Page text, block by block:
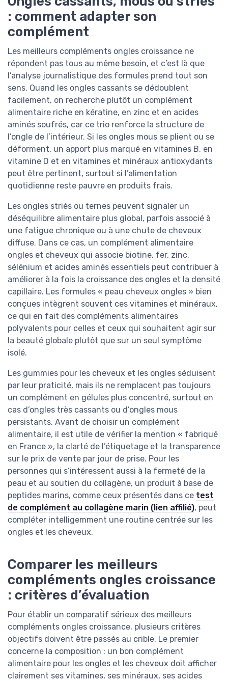
: comment adapter son
complément
Les meilleurs compléments ongles croissance ne
répondent pas tous au même besoin, et c’est là que
l’analyse journalistique des formules prend tout son
sens. Quand les ongles cassants se dédoublent
facilement, on recherche plutôt un complément
alimentaire riche en kératine, en zinc et en acides
aminés soufrés, car ce trio renforce la structure de
l’ongle de l’intérieur. Si les ongles mous se plient ou se
déforment, un apport plus marqué en vitamines B, en
vitamine D et en vitamines et minéraux antioxydants
peut être pertinent, surtout si l’alimentation
quotidienne reste pauvre en produits frais.
Les ongles striés ou ternes peuvent signaler un
déséquilibre alimentaire plus global, parfois associé à
une fatigue chronique ou à une chute de cheveux
diffuse. Dans ce cas, un complément alimentaire
ongles et cheveux qui associe biotine, fer, zinc,
sélénium et acides aminés essentiels peut contribuer à
améliorer à la fois la croissance des ongles et la densité
capillaire. Les formules « peau cheveux ongles » bien
conçues intègrent souvent ces vitamines et minéraux,
ce qui en fait des compléments alimentaires
polyvalents pour celles et ceux qui souhaitent agir sur
la beauté globale plutôt que sur un seul symptôme
isolé.
Les gummies pour les cheveux et les ongles séduisent
par leur praticité, mais ils ne remplacent pas toujours
un complément en gélules plus concentré, surtout en
cas d’ongles très cassants ou d’ongles mous
persistants. Avant de choisir un complément
alimentaire, il est utile de vérifier la mention « fabriqué
en France », la clarté de l’étiquetage et la transparence
sur le prix de vente par jour de prise. Pour les
personnes qui s’intéressent aussi à la fermeté de la
peau et au soutien du collagène, un produit à base de
peptides marins, comme ceux présentés dans ce test
de complément au collagène marin (lien affilié), peut
compléter intelligemment une routine centrée sur les
ongles et les cheveux.
Comparer les meilleurs
compléments ongles croissance
: critères d’évaluation
Pour établir un comparatif sérieux des meilleurs
compléments ongles croissance, plusieurs critères
objectifs doivent être passés au crible. Le premier
concerne la composition : un bon complément
alimentaire pour les ongles et les cheveux doit afficher
clairement ses vitamines, ses minéraux, ses acides